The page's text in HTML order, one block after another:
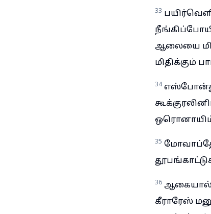
33
ஆலையை
மிதிக்கும்
34
35
36 ஆகையால்,
கீராரேஸ்